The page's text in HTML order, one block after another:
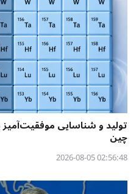
تولید و شناسایی
چین
02:56:48 2026-08-05